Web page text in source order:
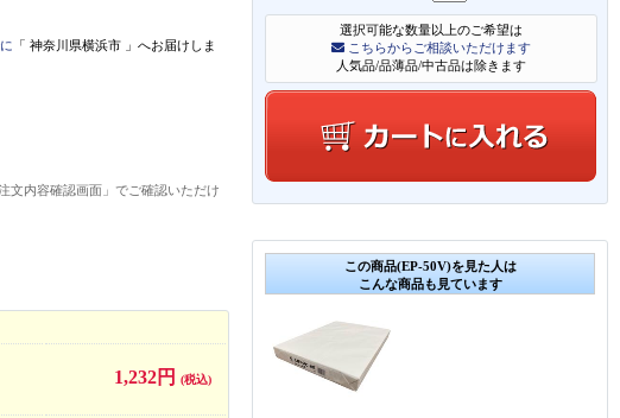
選択可能な数量以上のご希望は
こちらからご相談いただけます
人気品/品薄品/中古品は除きます
この商品(EP-50V)を見た人は
こんな商品も見ています
「 神奈川県横浜市 」 へお届けしま
文内容確認画面」でご確認いただけ
1,232円 (税込)